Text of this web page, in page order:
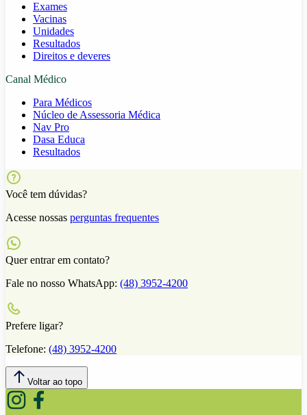
Exames
Vacinas
Unidades
Resultados
Direitos e deveres
Canal Médico
Para Médicos
Núcleo de Assessoria Médica
Nav Pro
Dasa Educa
Resultados
Você tem dúvidas?
Acesse nossas perguntas frequentes
Quer entrar em contato?
Fale no nosso WhatsApp: (48) 3952-4200
Prefere ligar?
Telefone: (48) 3952-4200
Voltar ao topo